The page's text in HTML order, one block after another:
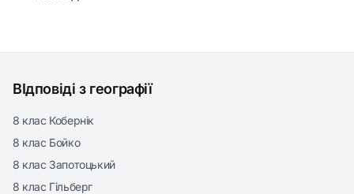
ВІдповіді з географії
8 клас Кобернік
8 клас Бойко
8 клас Запотоцький
8 клас Гільберг